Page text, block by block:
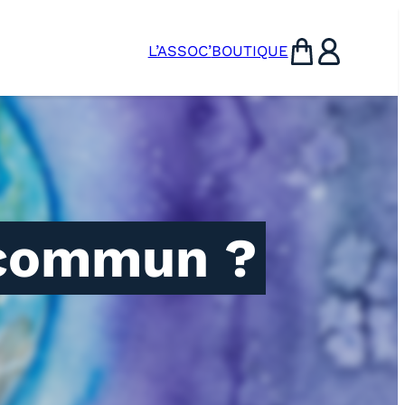
L’ASSOC’BOUTIQUE
PanierUtilisateur
?